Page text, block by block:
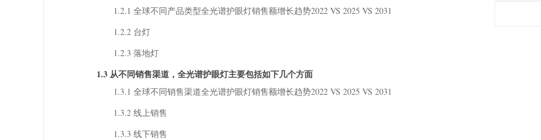
1.2.1 全球不同产品类型全光谱护眼灯销售额增长趋势2022 VS 2025 VS 2031
1.2.2 台灯
1.2.3 落地灯
1.3 从不同销售渠道，全光谱护眼灯主要包括如下几个方面
1.3.1 全球不同销售渠道全光谱护眼灯销售额增长趋势2022 VS 2025 VS 2031
1.3.2 线上销售
1.3.3 线下销售